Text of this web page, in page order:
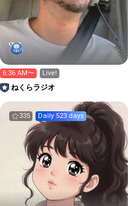
6:36 AM〜 Live!
ねくらラジオ
335 Daily 523 days